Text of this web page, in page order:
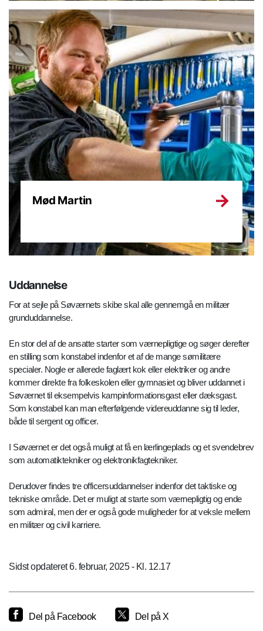
Mød Martin
Uddannelse
For at sejle på Søværnets skibe skal alle gennemgå en militær
grunduddannelse.
En stor del af de ansatte starter som værnepligtige og søger derefter
en stilling som konstabel indenfor et af de mange sømilitære
specialer. Nogle er allerede faglært kok eller elektriker og andre
kommer direkte fra folkeskolen eller gymnasiet og bliver uddannet i
Søværnet til eksempelvis kampinformationsgast eller dæksgast.
Som konstabel kan man efterfølgende videreuddanne sig til leder,
både til sergent og officer.
I Søværnet er det også muligt at få en lærlingeplads og et svendebrev
som automatiktekniker og elektronikfagtekniker.
Derudover findes tre officersuddannelser indenfor det taktiske og
tekniske område. Det er muligt at starte som værnepligtig og ende
som admiral, men der er også gode muligheder for at veksle mellem
en militær og civil karriere.
Sidst opdateret 6. februar, 2025 - Kl. 12.17
Del på Facebook Del på X